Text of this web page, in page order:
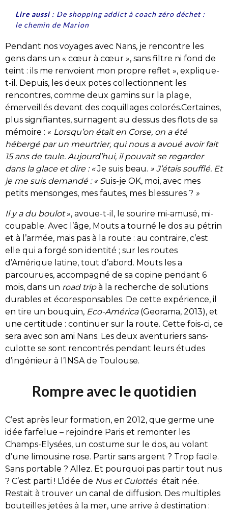
Lire aussi: De shopping addict à coach zéro déchet :
le chemin de Marion
Pendant nos voyages avec Nans, je rencontre les
gens dans un « cœur à cœur », sans filtre ni fond de
teint : ils me renvoient mon propre reflet », explique-
t-il. Depuis, les deux potes collectionnent les
rencontres, comme deux gamins sur la plage,
émerveillés devant des coquillages colorés.Certaines,
plus signifiantes, surnagent au dessus des flots de sa
mémoire : « Lorsqu’on était en Corse, on a été
hébergé par un meurtrier, qui nous a avoué avoir fait
15 ans de taule. Aujourd’hui, il pouvait se regarder
dans la glace et dire : «Je suis beau. » J’étais soufflé. Et
je me suis demandé : « Suis-je OK, moi, avec mes
petits mensonges, mes fautes, mes blessures ? »
Il y a du boulot», avoue-t-il, le sourire mi-amusé, mi-
coupable. Avec l’âge, Mouts a tourné le dos au pétrin
et à l’armée, mais pas à la route : au contraire, c’est
elle qui a forgé son identité ; sur les routes
d’Amérique latine, tout d’abord. Mouts les a
parcourues, accompagné de sa copine pendant 6
mois, dans un road tripà la recherche de solutions
durables et écoresponsables. De cette expérience, il
en tire un bouquin, Eco-América(Georama, 2013), et
une certitude : continuer sur la route. Cette fois-ci, ce
sera avec son ami Nans. Les deux aventuriers sans-
culotte se sont rencontrés pendant leurs études
d’ingénieur à l’INSA de Toulouse.
Rompre avec le quotidien
C’est après leur formation, en 2012, que germe une
idée farfelue – rejoindre Paris et remonter les
Champs-Elysées, un costume sur le dos, au volant
d’une limousine rose. Partir sans argent ? Trop facile.
Sans portable ? Allez. Et pourquoi pas partir tout nus
? C’est parti ! L’idée de Nus et Culottésétait née.
Restait à trouver un canal de diffusion. Des multiples
bouteilles jetées à la mer, une arrive à destination :